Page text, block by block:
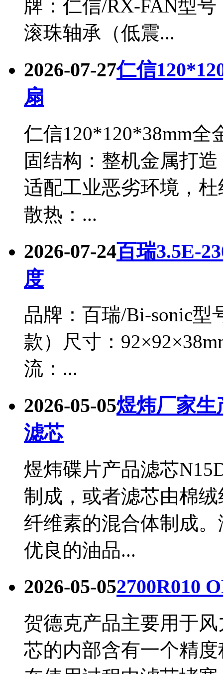
牌：仁信/RX-FAN型
滚珠轴承（低震...
2026-07-27仁信
扇
仁信120*120*38mm全
固结构：整机金属打
适配工业恶劣环境，
散热：...
2026-07-24百瑞3.5E-
度
品牌：百瑞/Bi-sonic型
款）尺寸：
流：...
2026-05-05煜炜厂家生
滤芯
煜炜碟片产品滤芯
制成，或者滤芯由棉
纤维素的混合体制成
优良的油品...
2026-05-052700R010
贺德克产品主要用于
芯的内部含有一个精